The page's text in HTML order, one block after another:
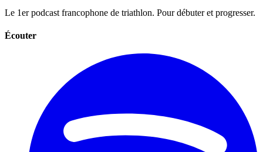
Le 1er podcast francophone de triathlon. Pour débuter et progresser.
Écouter